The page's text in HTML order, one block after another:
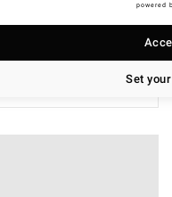
powered
Set